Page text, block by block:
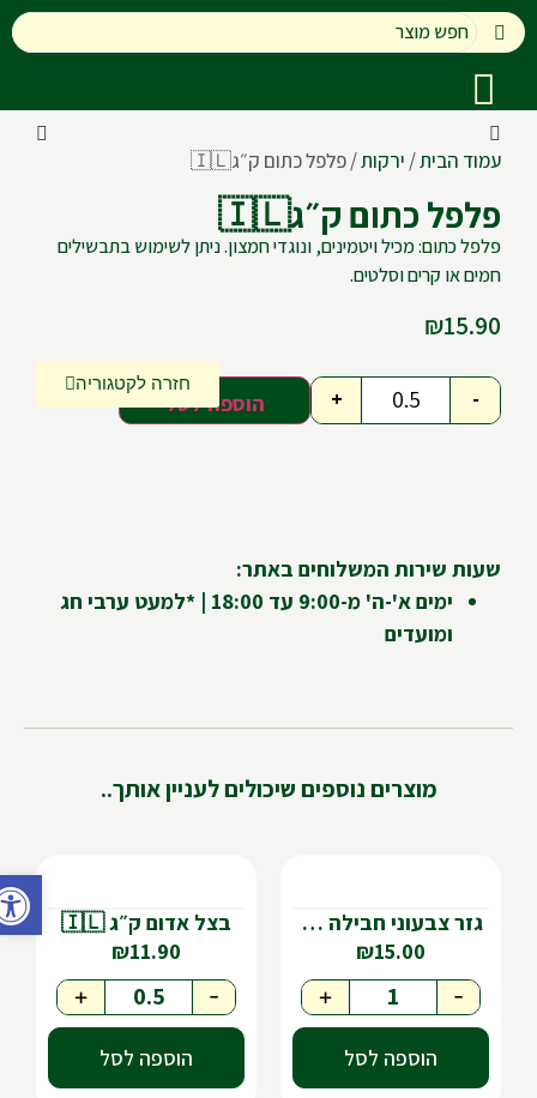
עמוד הבית/ ירקות/ פלפל כתום ק״ג🇮🇱
פלפל כתום ק״ג🇮🇱
פלפל כתום: מכיל ויטמינים, ונוגדי חמצון. ניתן לשימוש בתבשילים
חמים או קרים וסלטים.
₪15.90
-
+ הוספה לסל
חזרה לקטגוריה
שעות שירות המשלוחים באתר:
ימים א'-ה' מ-9:00 עד 18:00 | *למעט ערבי חג
ומועדים
מוצרים נוספים שיכולים לעניין אותך..
גזר צבעוני חבילה 🇮🇱
₪15.00
-
+
הוספה לסל
בצל אדום ק״ג 🇮🇱
₪11.90
-
+
הוספה לסל
פתח